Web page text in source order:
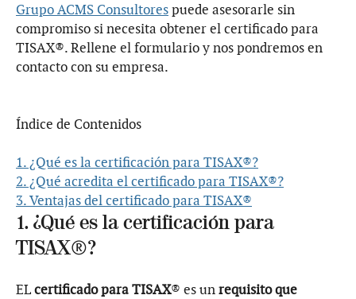
Grupo ACMS Consultorespuede asesorarle sin
compromiso si necesita obtener el certificado para
TISAX®. Rellene el formulario y nos pondremos en
contacto con su empresa.
Índice de Contenidos
1. ¿Qué es la certificación para TISAX®?
2. ¿Qué acredita el certificado para TISAX®?
3. Ventajas del certificado para TISAX®
1. ¿Qué es la certificación para
TISAX®?
ELcertificado para TISAX® es unrequisito que